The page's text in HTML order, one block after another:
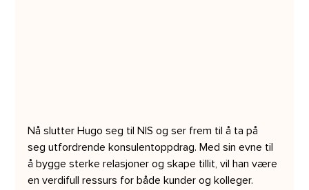
Nå slutter Hugo seg til NIS og ser frem til å ta på
seg utfordrende konsulentoppdrag. Med sin evne til
å bygge sterke relasjoner og skape tillit, vil han være
en verdifull ressurs for både kunder og kolleger.